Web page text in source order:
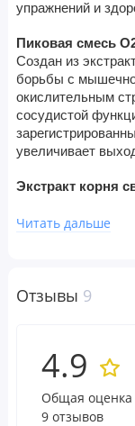
упражнений и
Пиковая смесь
Создан из
борьбы с
окислительным
сосудистой
увеличивает
Экстракт корня
Может
Бетаин
восстановления
эффективность
Читать дальше
Отзывы 9
4.9
Общая оценка
9 отзывов